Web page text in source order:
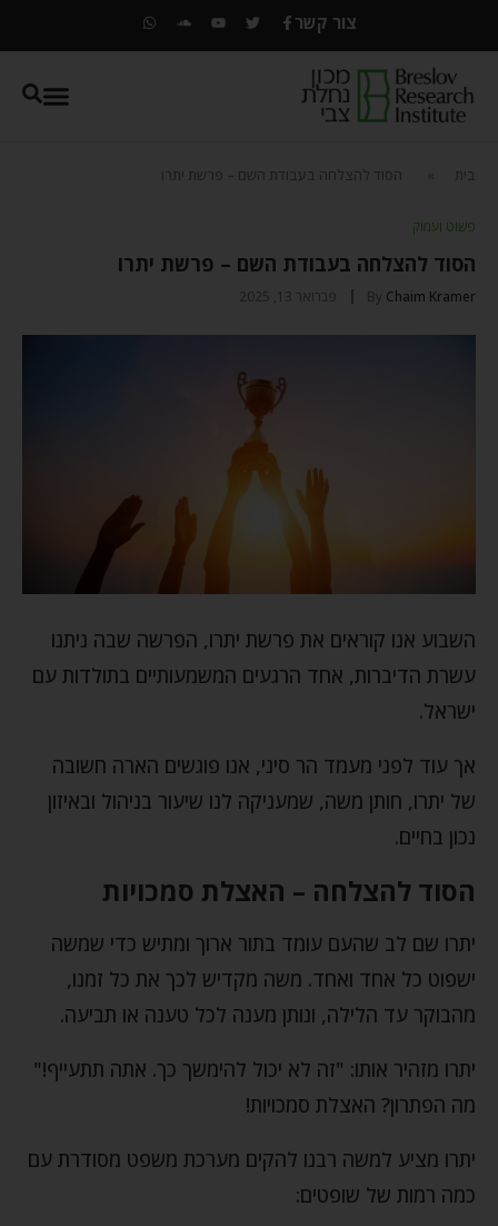
צור קשר
בית הסוד להצלחה בעבודת השם – פרשת יתרו
פשוט ועמוק
הסוד להצלחה בעבודת השם – פרשת יתרו
By Chaim Kramer פברואר 13, 2025
השבוע אנו קוראים את פרשת יתרו, הפרשה שבה ניתנו
עשרת הדיברות, אחד הרגעים המשמעותיים בתולדות עם
ישראל.
אך עוד לפני מעמד הר סיני, אנו פוגשים הארה חשובה
של יתרו, חותן משה, שמעניקה לנו שיעור בניהול ובאיזון
נכון בחיים.
הסוד להצלחה – האצלת סמכויות
יתרו שם לב שהעם עומד בתור ארוך ומתיש כדי שמשה
ישפוט כל אחד ואחד. משה מקדיש לכך את כל זמנו,
מהבוקר עד הלילה, ונותן מענה לכל טענה או תביעה.
יתרו מזהיר אותו: "זה לא יכול להימשך כך. אתה תתעייף!"
מה הפתרון? האצלת סמכויות!
יתרו מציע למשה רבנו להקים מערכת משפט מסודרת עם
כמה רמות של שופטים: